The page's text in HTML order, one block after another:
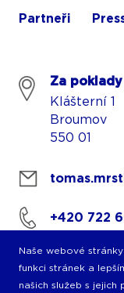
Partneři
Za
Klášterní 1
Broumov
550 01
+420 722
Naše webové
funkci stránek a
našich služeb s jejich